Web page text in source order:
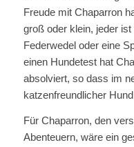
Freude mit Chaparron
groß oder klein, jeder
Federwedel oder eine
einen Hundetest hat
absolviert, so dass im
katzenfreundlicher
Für Chaparron, den
Abenteuern, wäre ein